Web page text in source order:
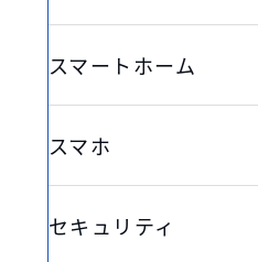
スマートホーム
スマホ
セキュリティ